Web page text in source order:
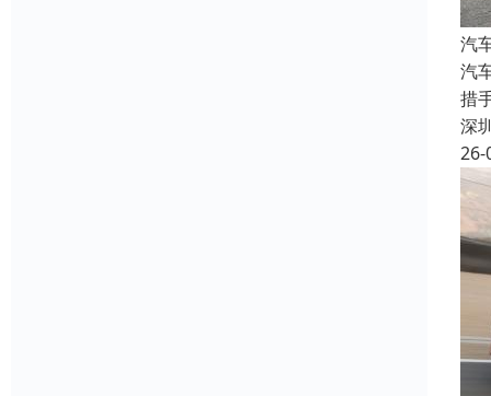
汽
汽
措
深
26-